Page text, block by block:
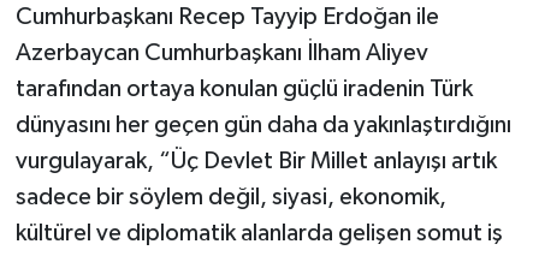
Cumhurbaşkanı Recep Tayyip Erdoğan ile
Azerbaycan Cumhurbaşkanı İlham Aliyev
tarafından ortaya konulan güçlü iradenin Türk
dünyasını her geçen gün daha da yakınlaştırdığını
vurgulayarak, “Üç Devlet Bir Millet anlayışı artık
sadece bir söylem değil, siyasi, ekonomik,
kültürel ve diplomatik alanlarda gelişen somut iş